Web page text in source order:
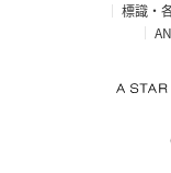
標識・